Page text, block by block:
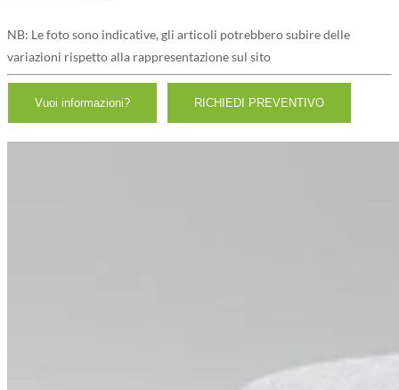
NB: Le foto sono indicative, gli articoli potrebbero subire delle
variazioni rispetto alla rappresentazione sul sito